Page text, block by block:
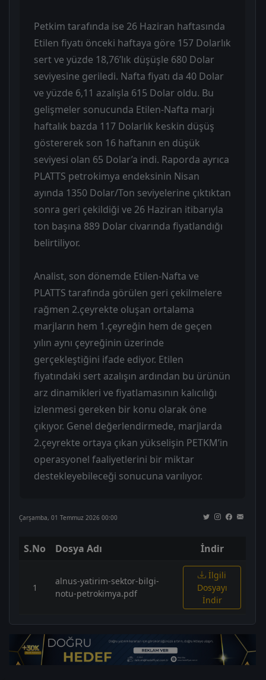
Petkim tarafında ise 26 Haziran haftasında
Etilen fiyatı önceki haftaya göre 157 Dolarlık
sert ve yüzde 18,76’lık düşüşle 680 Dolar
seviyesine geriledi. Nafta fiyatı da 40 Dolar
ve yüzde 6,11 azalışla 615 Dolar oldu. Bu
gelişmeler sonucunda Etilen-Nafta marjı
haftalık bazda 117 Dolarlık keskin düşüş
göstererek son 16 haftanın en düşük
seviyesi olan 65 Dolar’a indi. Raporda ayrıca
PLATTS petrokimya endeksinin Nisan
ayında 1350 Dolar/Ton seviyelerine çıktıktan
sonra geri çekildiği ve 26 Haziran itibarıyla
ton başına 889 Dolar civarında fiyatlandığı
belirtiliyor.
Analist, son dönemde Etilen-Nafta ve
PLATTS tarafında görülen geri çekilmelere
rağmen 2.çeyrekte oluşan ortalama
marjların hem 1.çeyreğin hem de geçen
yılın aynı çeyreğinin üzerinde
gerçekleştiğini ifade ediyor. Etilen
fiyatındaki sert azalışın ardından bu ürünün
arz dinamikleri ve fiyatlamasının kalıcılığı
izlenmesi gereken bir konu olarak öne
çıkıyor. Genel değerlendirmede, marjlarda
2.çeyrekte ortaya çıkan yükselişin PETKM’in
operasyonel faaliyetlerini bir miktar
destekleyebileceği sonucuna varılıyor.
Çarşamba, 01 Temmuz 2026 00:00
S.No Dosya Adı İndir
1
alnus-yatirim-sektor-bilgi-
notu-petrokimya.pdf
İlgili
Dosyayı
İndir